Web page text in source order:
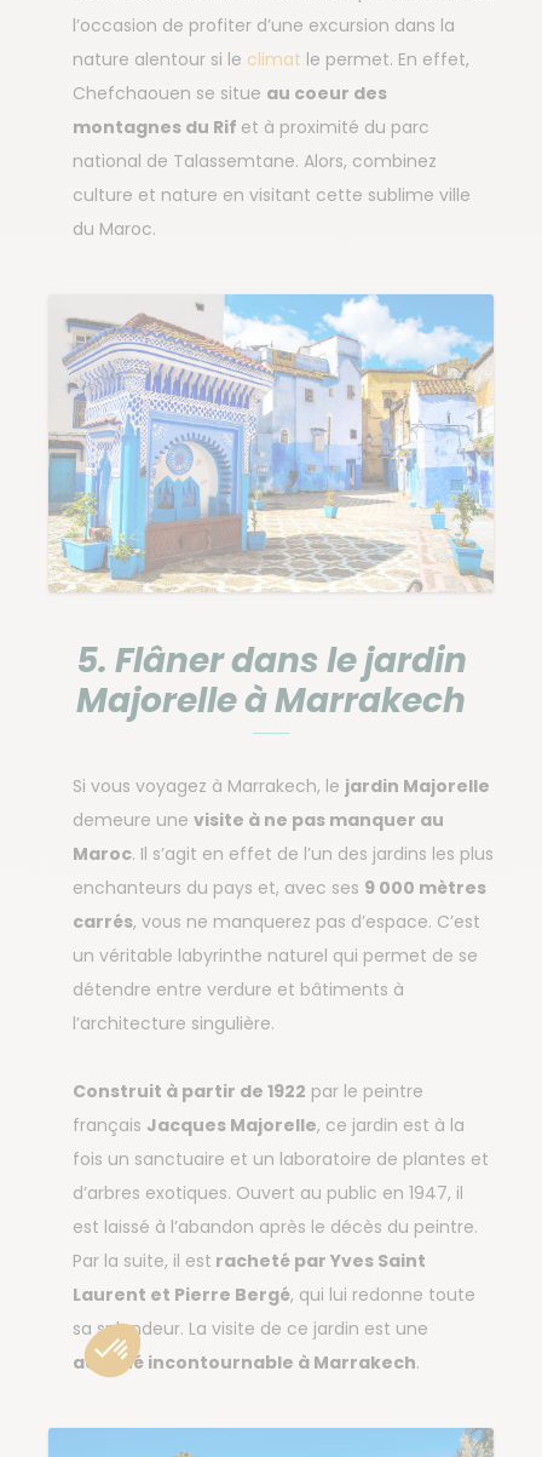
l’occasion de profiter d’une excursion dans la
nature alentour si le climat le permet. En effet,
Chefchaouen se situe au coeur des
montagnes du Rif et à proximité du parc
national de Talassemtane. Alors, combinez
culture et nature en visitant cette sublime ville
du Maroc.
5. Flâner dans le jardin
Majorelle à Marrakech
Si vous voyagez à Marrakech, le jardin Majorelle
demeure une visite à ne pas manquer au
Maroc. Il s’agit en effet de l’un des jardins les plus
enchanteurs du pays et, avec ses 9 000 mètres
carrés, vous ne manquerez pas d’espace. C’est
un véritable labyrinthe naturel qui permet de se
détendre entre verdure et bâtiments à
l’architecture singulière.
Construit à partir de 1922 par le peintre
français Jacques Majorelle, ce jardin est à la
fois un sanctuaire et un laboratoire de plantes et
d’arbres exotiques. Ouvert au public en 1947, il
est laissé à l’abandon après le décès du peintre.
Par la suite, il est racheté par Yves Saint
Laurent et Pierre Bergé, qui lui redonne toute
sa splendeur. La visite de ce jardin est une
activité incontournable à Marrakech.